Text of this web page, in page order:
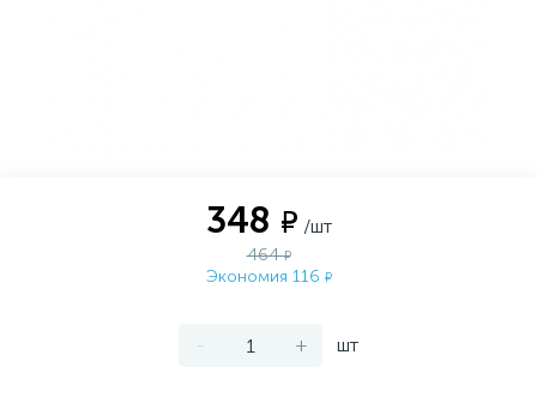
348 ₽ /шт
464₽
Экономия 116 ₽
- + шт